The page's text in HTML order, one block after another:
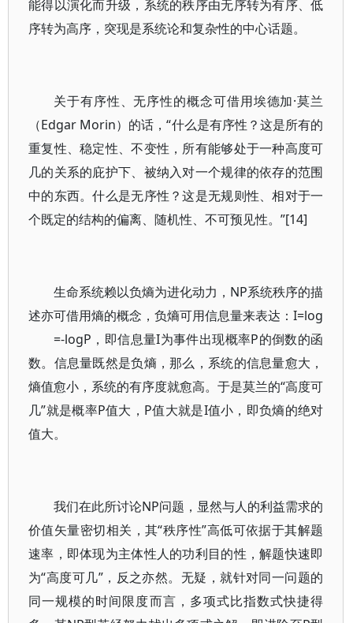
能得以演化而升级，系统的秩序由无序转为有序、低
序转为高序，突现是系统论和复杂性的中心话题。
关于有序性、无序性的概念可借用埃德加·莫兰
（Edgar Morin）的话，“什么是有序性？这是所有的
重复性、稳定性、不变性，所有能够处于一种高度可
几的关系的庇护下、被纳入对一个规律的依存的范围
中的东西。什么是无序性？这是无规则性、相对于一
个既定的结构的偏离、随机性、不可预见性。”[14]
生命系统赖以负熵为进化动力，NP系统秩序的描
述亦可借用熵的概念，负熵可用信息量来表达：I=log
=-logP，即信息量I为事件出现概率P的倒数的函
数。信息量既然是负熵，那么，系统的信息量愈大，
熵值愈小，系统的有序度就愈高。于是莫兰的“高度可
几”就是概率P值大，P值大就是I值小，即负熵的绝对
值大。
我们在此所讨论NP问题，显然与人的利益需求的
价值矢量密切相关，其“秩序性”高低可依据于其解题
速率，即体现为主体性人的功利目的性，解题快速即
为“高度可几”，反之亦然。无疑，就针对同一问题的
同一规模的时间限度而言，多项式比指数式快捷得